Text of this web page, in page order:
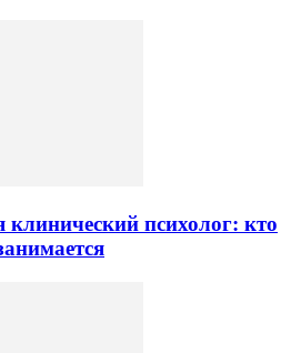
клинический психолог: кто